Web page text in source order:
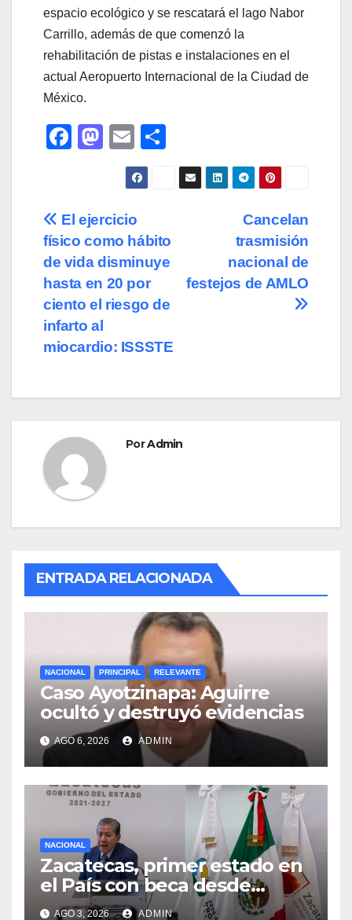
espacio ecológico y se rescatará el lago Nabor
Carrillo, además de que comenzó la
rehabilitación de pistas e instalaciones en el
actual Aeropuerto Internacional de la Ciudad de
México.
F
e
b
o
o
k
M
o
d
o
n
E
m
ail
o
m
ar
tir
Navegación
de
entradas
Cancelan
trasmisión
nacional de
festejos de AMLO
El ejercicio
físico como hábito
de vida disminuye
hasta en 20 por
ciento el riesgo de
infarto al
miocardio: ISSSTE
PorAdmin
ENTRADA RELACIONADA
NACIONAL PRINCIPAL RELEVANTE
Caso Ayotzinapa: Aguirre
ocultó y destruyó evidencias
AGO 6, 2026 ADMIN
NACIONAL
Zacatecas, primer estado en
el País con beca desde
primaria a formación
AGO 3, 2026 ADMIN